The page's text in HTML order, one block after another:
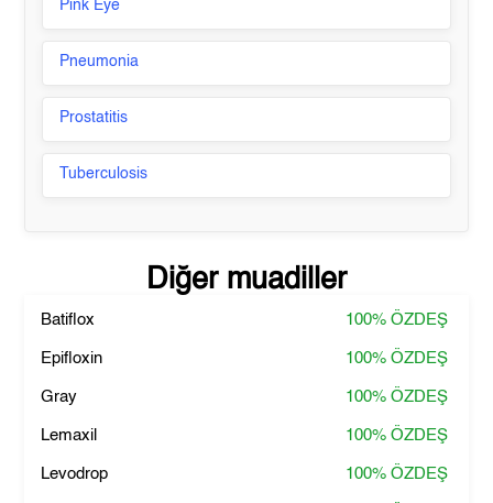
Pink Eye
Pneumonia
Prostatitis
Tuberculosis
Diğer muadiller
Batiflox 100% ÖZDEŞ
Epifloxin 100% ÖZDEŞ
Gray 100% ÖZDEŞ
Lemaxil 100% ÖZDEŞ
Levodrop 100% ÖZDEŞ